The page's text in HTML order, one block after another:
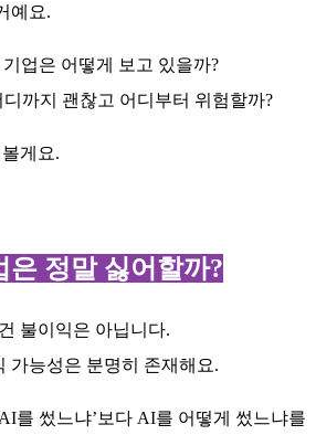
예요.
기업은 어떻게 보고 있을까?
디까지 괜찮고 어디부터 위험할까?
게요.
정말 싫어할까?
불이익은 아닙니다.
가능성은 분명히 존재해요.
를 썼느냐’보다 AI를 어떻게 썼느냐를